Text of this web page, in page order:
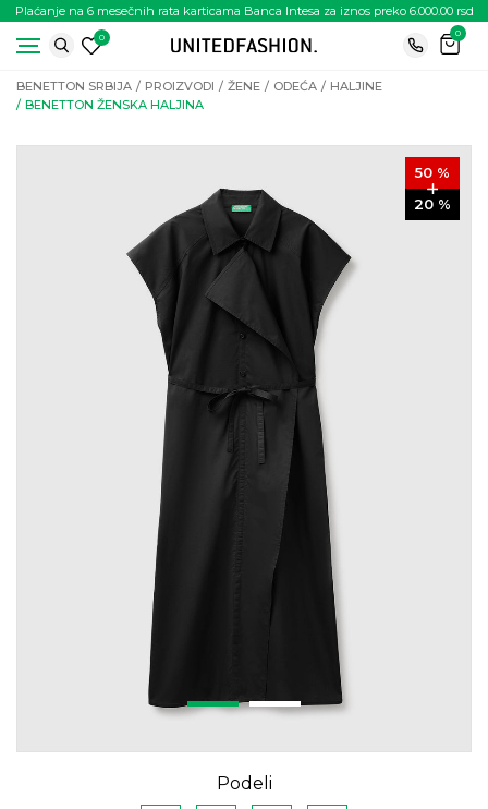
Plaćanje na 6 mesečnih rata karticama Banca Intesa za iznos preko 6.000.00 rsd
0
0
BENETTON SRBIJA PROIZVODI ŽENE ODEĆA
HALJINE
BENETTON ŽENSKA HALJINA
50 %
20 %
Podeli